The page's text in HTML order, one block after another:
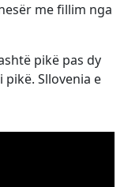
me fillim nga
pikë pas dy
Sllovenia e